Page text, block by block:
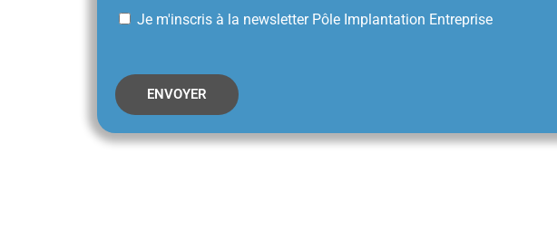
Je m'inscris à la newsletter Pôle Implantation Entreprise
ENVOYER